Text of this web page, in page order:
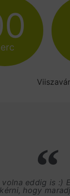
eddig is :)
hogy